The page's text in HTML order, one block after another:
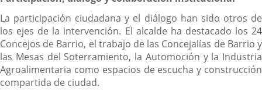
La participación ciudadana y el diálogo han sido otros de
los ejes de la intervención. El alcalde ha destacado los 24
Concejos de Barrio, el trabajo de las Concejalías de Barrio y
las Mesas del Soterramiento, la Automoción y la Industria
Agroalimentaria como espacios de escucha y construcción
compartida de ciudad.